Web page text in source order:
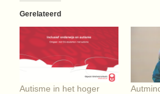
Gerelateerd
Autisme in het hoger